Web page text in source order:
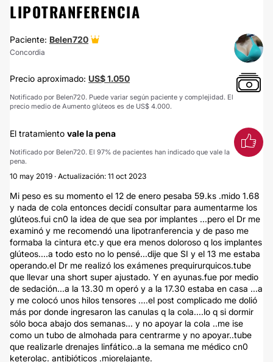
LIPOTRANFERENCIA
Paciente: Belen720
Concordia
Precio aproximado: US$ 1.050
Notificado por Belen720. Puede variar según paciente y complejidad. El
precio medio de Aumento glúteos es de US$ 4.000.
El tratamiento vale la pena
Notificado por Belen720. El 97% de pacientes han indicado que vale la
pena.
10 may 2019 · Actualización: 11 oct 2023
Mi peso es su momento el 12 de enero pesaba 59.ks .mido 1.68
y nada de cola entonces decidí consultar para aumentarme los
glúteos.fui cn0 la idea de que sea por implantes ...pero el Dr me
examinó y me recomendó una lipotranferencia y de paso me
formaba la cintura etc.y que era menos doloroso q los implantes
glúteos....a todo esto no lo pensé...dije que SI y el 13 me estaba
operando.el Dr me realizó los exámenes prequirurquicos.tube
que llevar una short super ajustado. Y en ayunas.fue por medio
de sedación...a la 13.30 m operó y a la 17.30 estaba en casa ...a
y me colocó unos hilos tensores ....el post complicado me dolió
más por donde ingresaron las canulas q la cola....lo q si dormir
sólo boca abajo dos semanas... y no apoyar la cola ..me ise
como un tubo de almohada para centrarme y no apoyar..tube
que realizarle drenajes linfático..a la semana me médico cn0
keterolac. antibióticos .miorelajante.